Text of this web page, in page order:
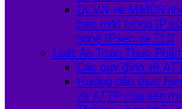
QCVN về MMDS
bảo mật luồng IP
nghệ IPsec và TLS
Luật An Toàn Thực
Các quy định về
Hướng dẫn thực
về ATTP của liên